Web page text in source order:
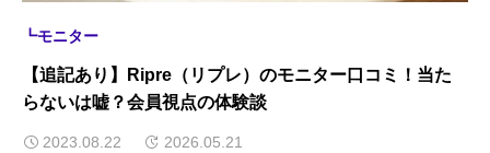
┗モニター
【追記あり】Ripre（リプレ）のモニター口コミ！当た
らないは嘘？会員視点の体験談
2023.08.22 2026.05.21